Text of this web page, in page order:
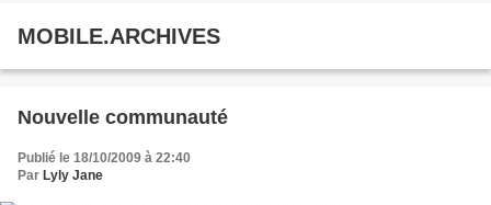
MOBILE.ARCHIVES
Nouvelle communauté
Publié le 18/10/2009 à 22:40
Par Lyly Jane